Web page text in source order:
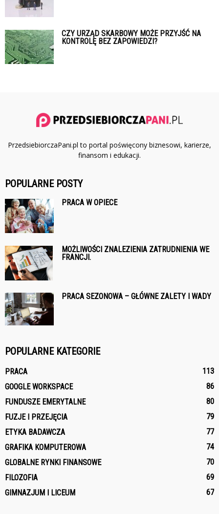
CZY URZĄD SKARBOWY MOŻE PRZYJŚĆ NA
KONTROLĘ BEZ ZAPOWIEDZI?
PrzedsiebiorczaPani.pl to portal poświęcony biznesowi, karierze,
finansom i edukacji.
POPULARNE POSTY
PRACA W OPIECE
MOŻLIWOŚCI ZNALEZIENIA ZATRUDNIENIA WE
FRANCJI.
PRACA SEZONOWA – GŁÓWNE ZALETY I WADY
POPULARNE KATEGORIE
PRACA
113
GOOGLE WORKSPACE
86
FUNDUSZE EMERYTALNE
80
FUZJE I PRZEJĘCIA
79
ETYKA BADAWCZA
77
GRAFIKA KOMPUTEROWA
74
GLOBALNE RYNKI FINANSOWE
70
FILOZOFIA
69
GIMNAZJUM I LICEUM
67